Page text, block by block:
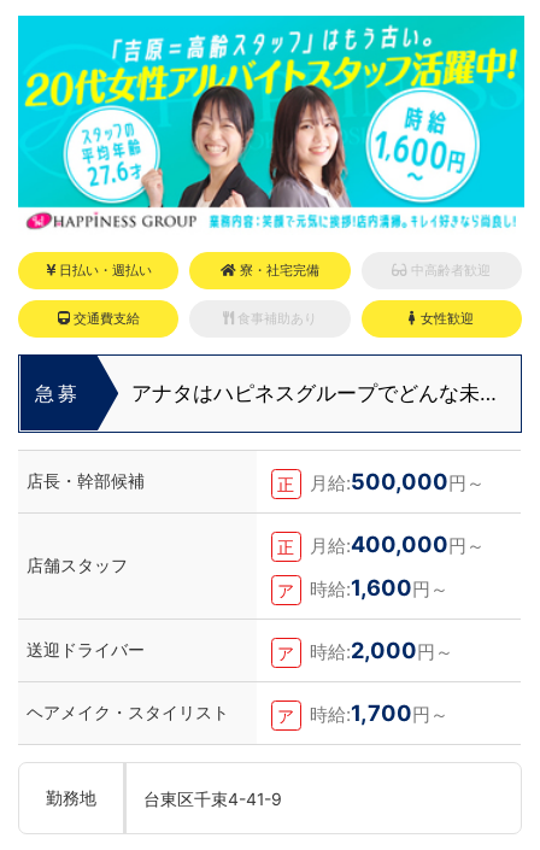
日払い・週払い 寮・社宅完備 中高齢者歓迎
交通費支給 食事補助あり 女性歓迎
急募
アナタはハピネスグループでどんな未来
店長・幹部候補 正 月給:500,000円～
店舗スタッフ
正 月給:400,000円～
ア 時給:1,600円～
送迎ドライバー ア 時給:2,000円～
ヘアメイク・スタイリスト ア 時給:1,700円～
勤務地 台東区千束4-41-9